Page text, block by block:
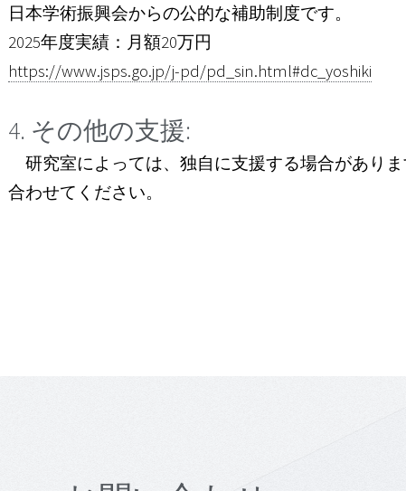
日本学術振興会からの公的な補助制度です。
2025年度実績：月額20万円
https://www.jsps.go.jp/j-pd/pd_sin.html#dc_yoshiki
4. その他の支援:
研究室によっては、独自に支援する場合があり
合わせてください。